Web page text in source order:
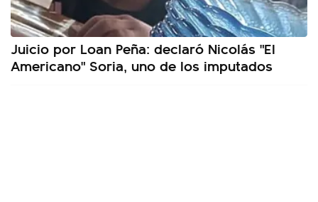
Juicio por Loan Peña: declaró Nicolás "El
Americano" Soria, uno de los imputados